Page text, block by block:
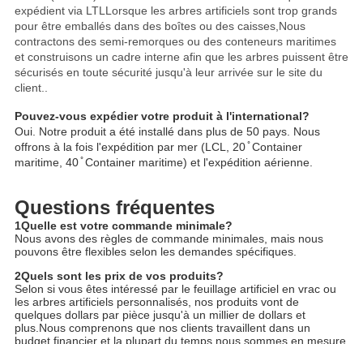
expédient via LTLLorsque les arbres artificiels sont trop grands
pour être emballés dans des boîtes ou des caisses,Nous
contractons des semi-remorques ou des conteneurs maritimes
et construisons un cadre interne afin que les arbres puissent être
sécurisés en toute sécurité jusqu'à leur arrivée sur le site du
client..
Pouvez-vous expédier votre produit à l'international?
Oui. Notre produit a été installé dans plus de 50 pays. Nous
offrons à la fois l'expédition par mer (LCL, 20 ̊ Container
maritime, 40 ̊ Container maritime) et l'expédition aérienne.
Questions fréquentes
1Quelle est votre commande minimale?
Nous avons des règles de commande minimales, mais nous
pouvons être flexibles selon les demandes spécifiques.
2Quels sont les prix de vos produits?
Selon si vous êtes intéressé par le feuillage artificiel en vrac ou
les arbres artificiels personnalisés, nos produits vont de
quelques dollars par pièce jusqu'à un millier de dollars et
plus.Nous comprenons que nos clients travaillent dans un
budget financier et la plupart du temps nous sommes en mesure